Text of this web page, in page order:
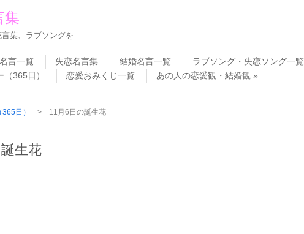
集
葉、ラブソングを
言一覧 失恋名言集 結婚名言一覧 ラブソング・失恋ソング一覧
365日）
恋愛おみくじ一覧 あの人の恋愛観・結婚観
日） > 11月6日の誕生花
生花